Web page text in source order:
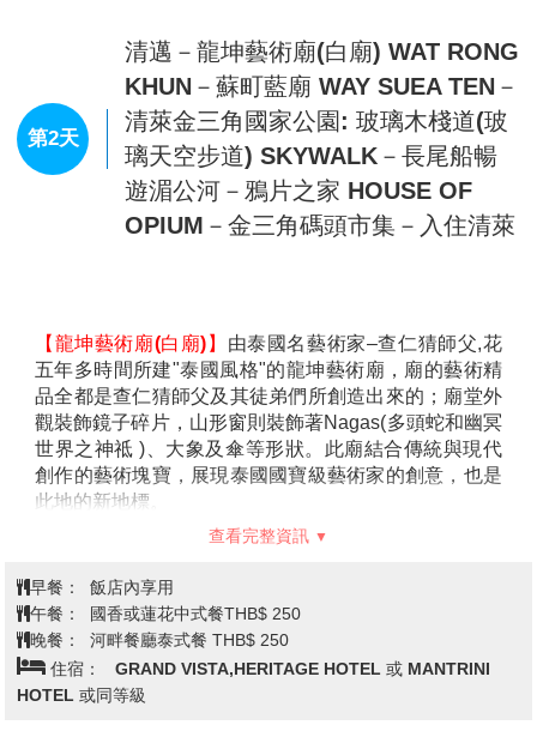
台北/清邁－HOTEL CHECK-IN
破，同時亦還保留有許多的文化遺產，又有”藝術建築之
寶殿堂”的稱謂。城內名勝古蹟遍佈，林蔭小街，曲徑幽
深，廟宇，寶塔林立，護城河水清見魚游，碧波盪漾，
煞是宜人。
抵達後前往飯店入住休息，養精蓄銳準備迎接精彩的行
程。
查看完整資訊
晚餐：
機上簡餐
住宿： MERCURE HOTEL 或 THE BRIQUE HOTEL 或 AE
LANA 或 FURAMA HOTEL或同級